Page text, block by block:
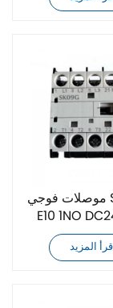
موصلات فوجي SK09G-
E10 1NO
جديدة تمامًا
المزيد